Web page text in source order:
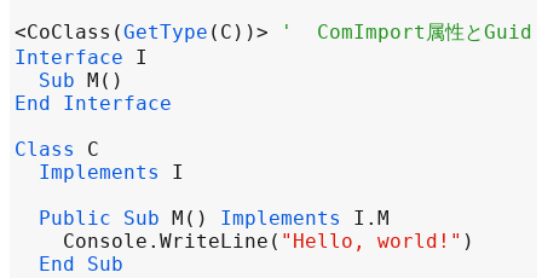
<CoClass (GetType ( C ))>
'  ComImport属性とGuid属
Interface
I
Sub
M
End
Interface
Class
C
Implements
I
Public
Sub M () Implements I . M
Console . WriteLine ( "Hello, world!"
End
Sub